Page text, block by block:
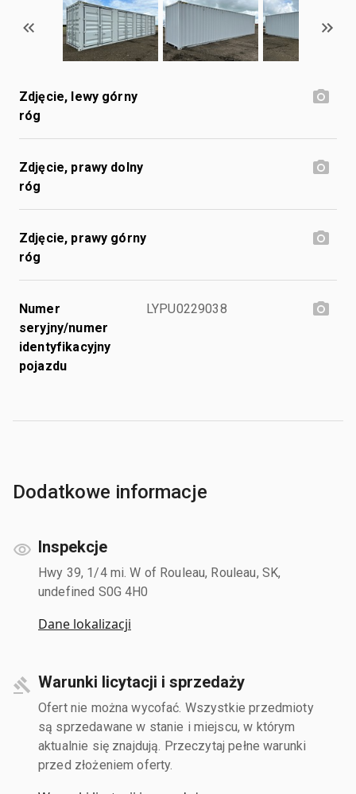
Zdjęcie, lewy górny
róg
Zdjęcie, prawy dolny
róg
Zdjęcie, prawy górny
róg
Numer
seryjny/numer
identyfikacyjny
pojazdu
LYPU0229038
Dodatkowe informacje
Inspekcje
Hwy 39, 1/4 mi. W of Rouleau, Rouleau, SK,
undefined S0G 4H0
Dane lokalizacji
Warunki licytacji i sprzedaży
Ofert nie można wycofać. Wszystkie przedmioty
są sprzedawane w stanie i miejscu, w którym
aktualnie się znajdują. Przeczytaj pełne warunki
przed złożeniem oferty.